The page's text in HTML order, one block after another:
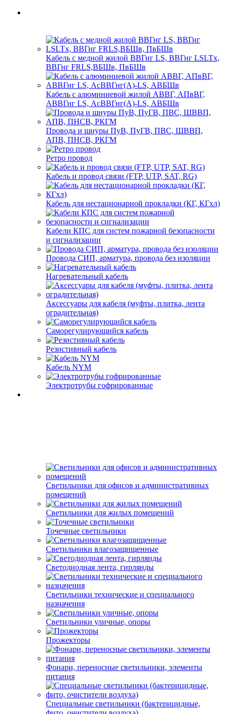
Кабель с медной жилой ВВГнг LS, ВВГнг LSLTx,
ВВГнг FRLS,ВБШв, ПвБШв
Кабель с алюминиевой жилой АВВГ, АПвВГ,
АВВГнг LS, АсВВГнг(А)-LS, АВБШв
Провода и шнуры ПуВ, ПуГВ, ПВС, ШВВП,
АПВ, ПНСВ, РКГМ
Ретро провод
Кабель и провод связи (FTP, UTP, SAT, RG)
Кабель для нестационарной прокладки (КГ, КГхл)
Кабели КПС для систем пожарной безопасности
и сигнализации
Провода СИП, арматура, провода без изоляции
Нагревательный кабель
Аксессуары для кабеля (муфты, плитка, лента
оградительная)
Саморегулирующийся кабель
Резистивный кабель
Кабель NYM
Электротрубы гофрированные
Светильники для офисов и административных
помещений
Светильники для жилых помещений
Точечные светильники
Светильники влагозащищенные
Светодиодная лента, гирлянды
Светильники технические и специального
назначения
Светильники уличные, опоры
Прожекторы
Фонари, переносные светильники, элементы
питания
Специальные светильники (бактерицидные,